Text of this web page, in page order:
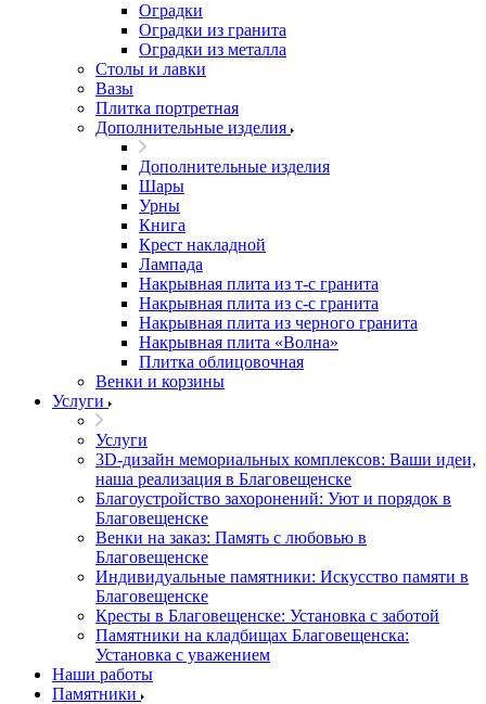
Оградки
Оградки из гранита
Оградки из металла
Столы и лавки
Вазы
Плитка портретная
Дополнительные изделия
Дополнительные изделия
Шары
Урны
Книга
Крест накладной
Лампада
Накрывная плита из т-с гранита
Накрывная плита из с-с гранита
Накрывная плита из черного гранита
Накрывная плита «Волна»
Плитка облицовочная
Венки и корзины
Услуги
Услуги
3D-дизайн мемориальных комплексов: Ваши идеи,
наша реализация в Благовещенске
Благоустройство захоронений: Уют и порядок в
Благовещенске
Венки на заказ: Память с любовью в
Благовещенске
Индивидуальные памятники: Искусство памяти в
Благовещенске
Кресты в Благовещенске: Установка с заботой
Памятники на кладбищах Благовещенска:
Установка с уважением
Наши работы
Памятники